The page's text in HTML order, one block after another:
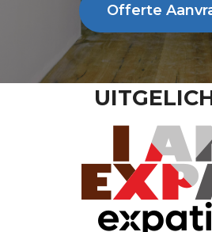
Offerte